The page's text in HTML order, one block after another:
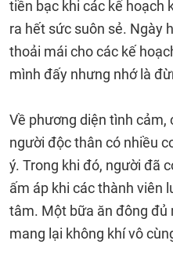
tiền bạc khi các kế hoạch
ra hết sức suôn sẻ. Ngày
thoải mái cho các kế
mình đấy nhưng nhớ là
Về phương diện tình
người độc thân có nhiều
ý. Trong khi đó, người đã
ấm áp khi các thành viên
tâm. Một bữa ăn đông đủ
mang lại không khí vô